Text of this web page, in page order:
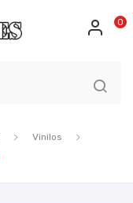
0
Vinilos